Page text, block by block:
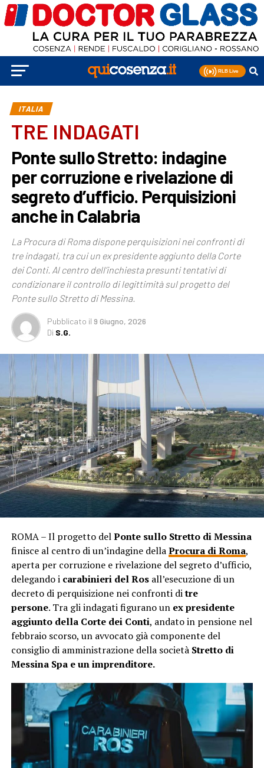
ITALIA
TRE INDAGATI
Ponte sullo Stretto: indagine
per corruzione e rivelazione di
segreto d’ufficio. Perquisizioni
anche in Calabria
La Procura di Roma dispone perquisizioni nei confronti di
tre indagati, tra cui un ex presidente aggiunto della Corte
dei Conti. Al centro dell’inchiesta presunti tentativi di
condizionare il controllo di legittimità sul progetto del
Ponte sullo Stretto di Messina.
Pubblicato il 9 Giugno, 2026
Di S.G.
ROMA – Il progetto delPonte sullo Stretto di Messina
finisce al centro di un’indagine dellaProcura di Roma,
aperta per corruzione e rivelazione del segreto d’ufficio,
delegando i carabinieri del Rosall’esecuzione di un
decreto di perquisizione nei confronti ditre
persone. Tra gli indagati figurano un ex presidente
aggiunto della Corte dei Conti, andato in pensione nel
febbraio scorso, un avvocato già componente del
consiglio di amministrazione della società Stretto di
Messina Spa e un imprenditore.